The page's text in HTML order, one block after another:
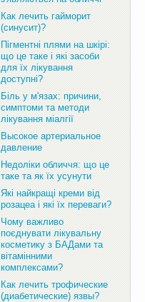
Как лечить гайморит
(синусит)?
Пігментні плями на шкірі:
що це таке і які засоби
для їх лікування
доступні?
Біль у м'язах: причини,
симптоми та методи
лікування міалгії
Высокое артериальное
давление
Недоліки обличчя: що це
таке та як їх усунути
Які найкращі креми від
розацеа і які їх переваги?
Чому важливо
поєднувати лікувальну
косметику з БАДами та
вітамінними
комплексами?
Как лечить трофические
(диабетические) язвы?